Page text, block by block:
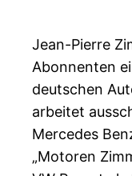
Jean-Pierre
Abonnenten
deutschen
arbeitet
Mercedes
„Motoren